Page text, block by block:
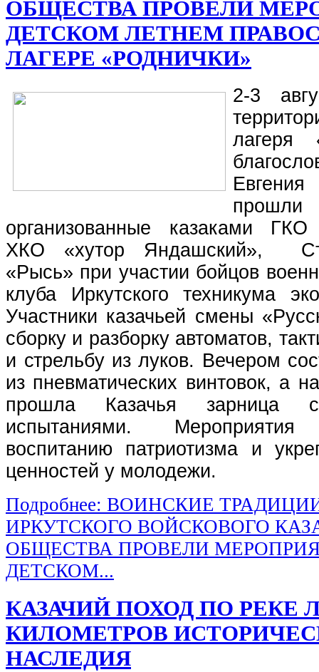
ОБЩЕСТВА ПРОВЕЛИ
ДЕТСКОМ ЛЕТНЕМ
ЛАГЕРЕ «РОДНИЧКИ»
2-3
лагеря
организованные казаками ГКО
ХКО «хутор Яндашский»,
«Рысь» при участии бойцов
клуба Иркутского техникума
Участники казачьей смены
сборку и разборку автоматов,
и стрельбу из луков. Вечером
из пневматических винтовок, а
прошла Казачья зарница с
испытаниями. Мероприятия
воспитанию патриотизма и
ценностей у молодежи.
Подробнее: ВОИНСКИЕ
ИРКУТСКОГО ВОЙСКОВОГО
ОБЩЕСТВА ПРОВЕЛИ
ДЕТСКОМ...
КАЗАЧИЙ ПОХОД ПО РЕКЕ
КИЛОМЕТРОВ
НАСЛЕДИЯ